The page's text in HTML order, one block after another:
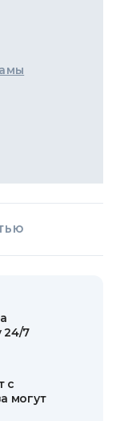
24/7
с
могут